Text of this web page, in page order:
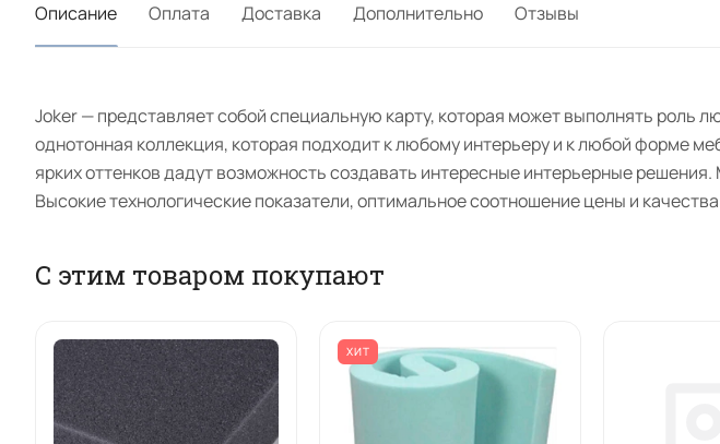
Описание Оплата Доставка Дополнительно Отзывы
Joker — представляет собой специальную карту, которая может выполнять роль
однотонная коллекция, которая подходит к любому интерьеру и к любой форме
ярких оттенков дадут возможность создавать интересные интерьерные
Высокие технологические показатели, оптимальное соотношение цены и
С этим товаром покупают
ХИТ